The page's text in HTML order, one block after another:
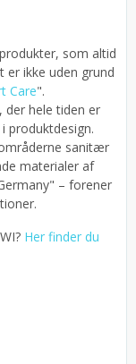
som altid
er ikke uden grund
Care".
der hele tiden er
produktdesign.
sanitær
materialer af
– forener
Her finder du